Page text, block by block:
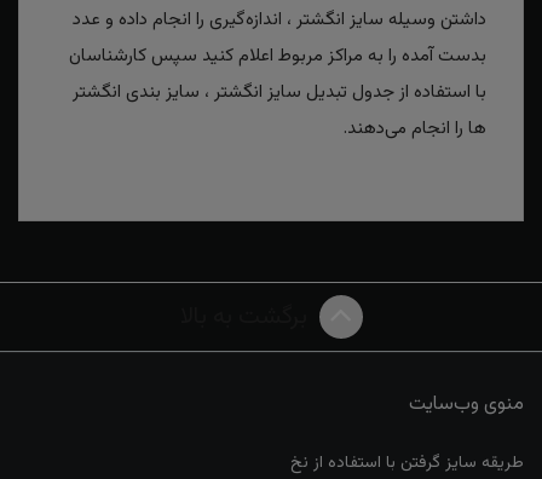
داشتن وسیله سایز انگشتر ، اندازه‌گیری را انجام داده و عدد
بدست آمده را به مراکز مربوط اعلام کنید سپس کارشناسان
با استفاده از جدول تبدیل سایز انگشتر ، سایز بندی انگشتر
ها را انجام می‌دهند.
منوی وب‌سایت
طریقه سایز گرفتن با استفاده از نخ